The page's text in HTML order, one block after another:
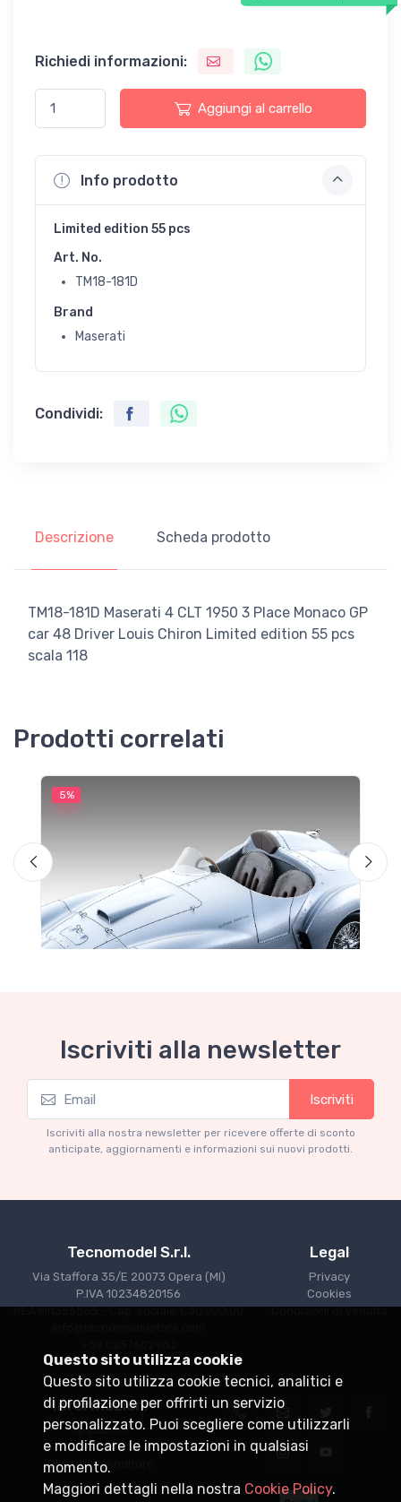
Richiedi informazioni:
Aggiungi al carrello
Info prodotto
Limited edition 55 pcs
Art. No.
TM18-181D
Brand
Maserati
Condividi:
Descrizione Scheda prodotto
TM18-181D Maserati 4 CLT 1950 3 Place Monaco GP
car 48 Driver Louis Chiron Limited edition 55 pcs
scala 118
Prodotti correlati
5%
Ferrari 166 MM Abarth Metallic Silver Press
Version 1953 scala 1/18
Iscriviti alla newsletter
Iscriviti
Iscriviti alla nostra newsletter per ricevere offerte di sconto
anticipate, aggiornamenti e informazioni sui nuovi prodotti.
Tecnomodel S.r.l.
Via Staffora 35/E 20073 Opera (MI)
P.IVA 10234820156
REA MI1356865 - Cap. sociale €30.000,00
Legal
Privacy
Cookies
Condizioni di Vendita
Informazioni
Spedizioni
Punti vendita
Diventa rivenditore
Questo sito utilizza cookie
Questo sito utilizza cookie tecnici, analitici e
di profilazione per offrirti un servizio
personalizzato. Puoi scegliere come utilizzarli
e modificare le impostazioni in qualsiasi
momento.
Maggiori dettagli nella nostra Cookie Policy.